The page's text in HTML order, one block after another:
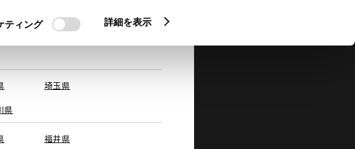
ティング 詳細を表示
秋田県
埼玉県
県
福井県
。
した。
、お試し下さい。